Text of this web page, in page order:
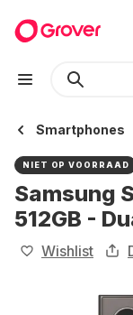
Smartphones
NIET OP VOORRAAD
Samsung
512GB -
Wishlist